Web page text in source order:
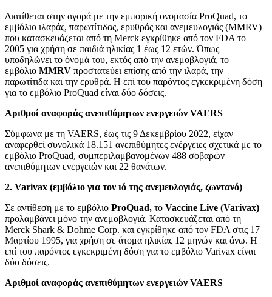
Διατίθεται στην αγορά με την εμπορική ονομασία ProQuad, το
εμβόλιο ιλαράς, παρωτίτιδας, ερυθράς και ανεμευλογιάς (MMRV)
που κατασκευάζεται από τη Merck εγκρίθηκε από τον FDA το
2005 για χρήση σε παιδιά ηλικίας 1 έως 12 ετών. Όπως
υποδηλώνει το όνομά του, εκτός από την ανεμοβλογιά, το
εμβόλιο MMRV προστατεύει επίσης από την ιλαρά, την
παρωτίτιδα και την ερυθρά. Η επί του παρόντος εγκεκριμένη δόση
για το εμβόλιο ProQuad είναι δύο δόσεις.
Αριθμοί αναφοράς ανεπιθύμητων ενεργειών VAERS
Σύμφωνα με τη VAERS, έως τις 9 Δεκεμβρίου 2022, είχαν
αναφερθεί συνολικά 18.151 ανεπιθύμητες ενέργειες σχετικά με το
εμβόλιο ProQuad, συμπεριλαμβανομένων 488 σοβαρών
ανεπιθύμητων ενεργειών και 22 θανάτων.
2. Varivax (εμβόλιο για τον ιό της ανεμευλογιάς, ζωντανό)
Σε αντίθεση με το εμβόλιο ProQuad, το Vaccine Live (Varivax)
προλαμβάνει μόνο την ανεμοβλογιά. Κατασκευάζεται από τη
Merck Shark & Dohme Corp. και εγκρίθηκε από τον FDA στις 17
Μαρτίου 1995, για χρήση σε άτομα ηλικίας 12 μηνών και άνω. Η
επί του παρόντος εγκεκριμένη δόση για το εμβόλιο Varivax είναι
δύο δόσεις.
Αριθμοί αναφοράς ανεπιθύμητων ενεργειών VAERS